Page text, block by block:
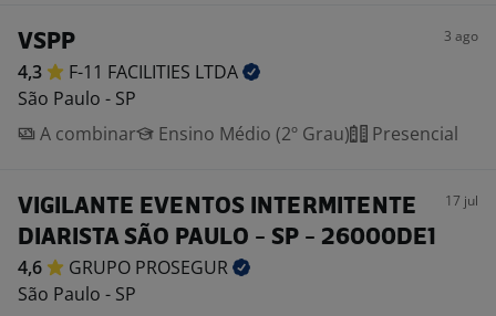
VSPP 3 ago
4,3 F-11 FACILITIES LTDA
São Paulo - SP
A combinar
Ensino Médio (2º Grau) Presencial
VIGILANTE EVENTOS INTERMITENTE
DIARISTA SÃO PAULO - SP - 26000DE1
17 jul
4,6 GRUPO PROSEGUR
São Paulo - SP